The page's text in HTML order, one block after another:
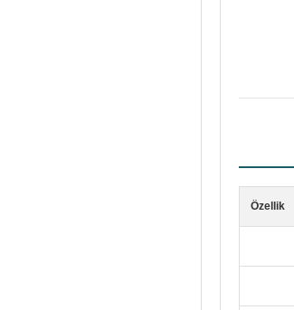
Özellik